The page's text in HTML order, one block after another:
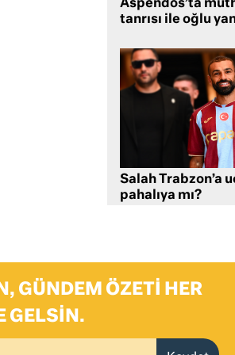
Aspendos’ta
tanrısı ile oğlu
Salah Trabzon’a
pahalıya mı?
GÜNDEM ÖZETI HER
GELSIN.